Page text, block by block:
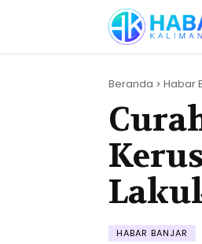
Beranda Habar
HABAR BANJAR